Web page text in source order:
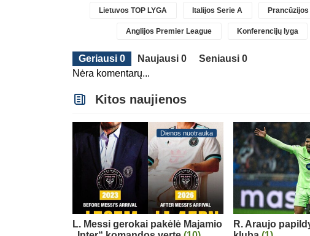
Lietuvos TOP LYGA Italijos Serie A
Anglijos Premier League Konferencijų lyga
Geriausi 0 Naujausi 0
Seniausi 0
Nėra komentarų...
Kitos naujienos
Dienos nuotrauka
L. Messi gerokai pakėlė Majamio
R. Araujo